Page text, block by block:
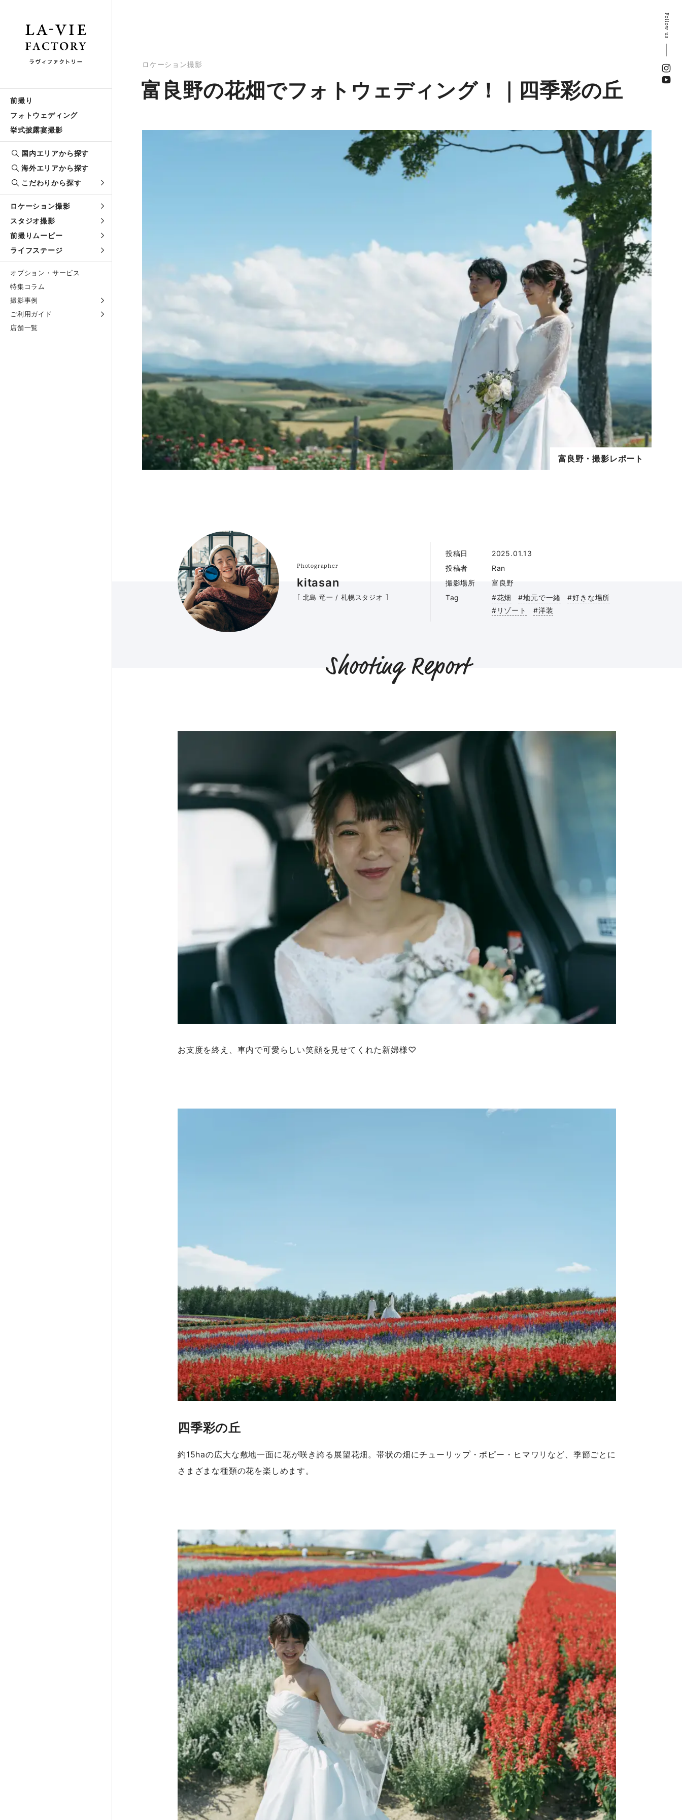
前撮り
フォトウェディング
挙式披露宴撮影
国内エリアから探す
海外エリアから探す
こだわりから探す
ロケーション撮影
スタジオ撮影
前撮りムービー
ライフステージ
オプション・サービス
特集コラム
撮影事例
ご利用ガイド
店舗一覧
ロケーション撮影
富良野の花畑でフォトウェディング！｜四季彩の丘
富良野・撮影レポート
Follow us
Photographer
kitasan
［ 北島 竜一 / 札幌スタジオ ］
投稿日
2025.01.13
投稿者
Ran
撮影場所
富良野
Tag
#花畑 #地元で一緒
#好きな場所
#リゾート
#洋装
Shooting Report
お支度を終え、車内で可愛らしい笑顔を見せてくれた新婦様♡
四季彩の丘
約15haの広大な敷地一面に花が咲き誇る展望花畑。帯状の畑にチューリップ・ポピー・ヒマワリなど、季節ごとに
さまざまな種類の花を楽しめます。